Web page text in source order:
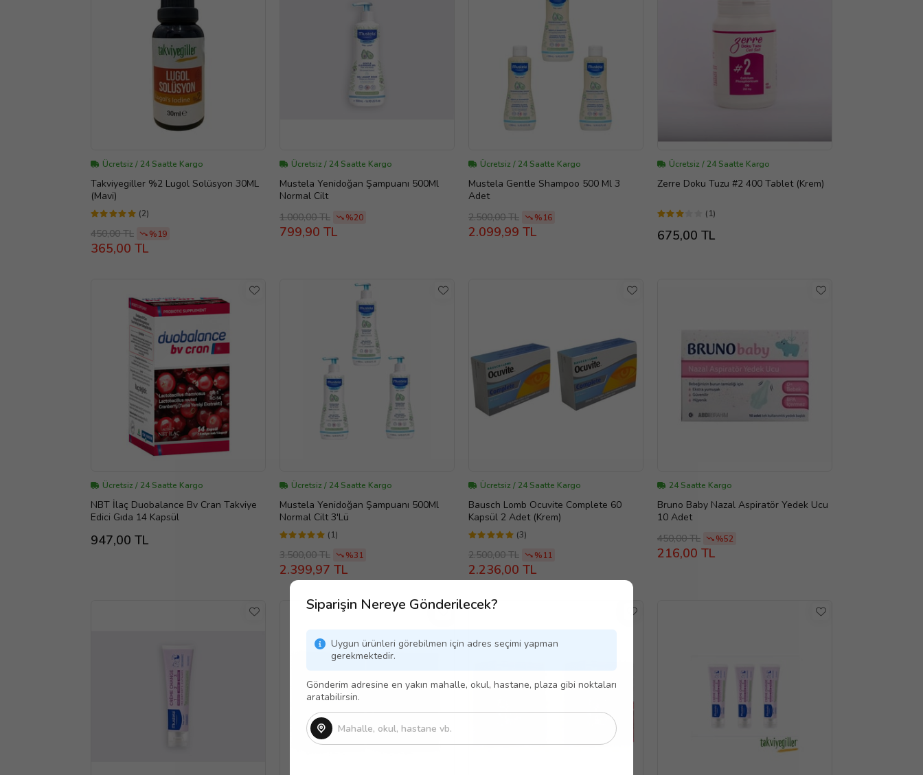
Siparişin Nereye Gönderilecek?
Uygun ürünleri görebilmen için adres seçimi yapman
gerekmektedir.
Gönderim adresine en yakın mahalle, okul, hastane, plaza gibi noktaları
aratabilirsin.
Ücretsiz / 24 Saatte Kargo
Takviyegiller %2 Lugol Solüsyon 30ML
(Mavi)
(2)
450,00 TL %19
365,00 TL
Ücretsiz / 24 Saatte Kargo
Mustela Yenidoğan Şampuanı 500Ml
Normal Cilt
1.000,00 TL
%20
799,90 TL
Ücretsiz / 24 Saatte Kargo
Mustela Gentle Shampoo 500 Ml 3
Adet
2.500,00 TL
%16
2.099,99 TL
Ücretsiz / 24 Saatte Kargo
Zerre Doku Tuzu #2 400 Tablet (Krem)
(1)
675,00 TL
Ücretsiz / 24 Saatte Kargo
NBT İlaç Duobalance Bv Cran Takviye
Edici Gıda 14 Kapsül
947,00 TL
Ücretsiz / 24 Saatte Kargo
Mustela Yenidoğan Şampuanı 500Ml
Normal Cilt 3'Lü
(1)
3.500,00 TL %31
2.399,97 TL
Ücretsiz / 24 Saatte Kargo
Bausch Lomb Ocuvite Complete 60
Kapsül 2 Adet (Krem)
(3)
2.500,00 TL %11
2.236,00 TL
24 Saatte Kargo
Bruno Baby Nazal Aspiratör Yedek Ucu
10 Adet
450,00 TL
%52
216,00 TL